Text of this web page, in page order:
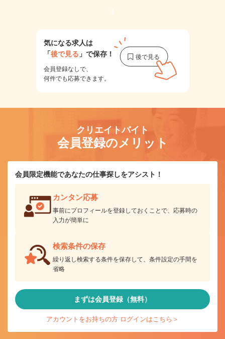
1
気になる求人は
「後で見る 」で保存！
会員登録なしで、
何件でも応募できます。
クリエイトバイト
会員登録のメリット
会員限定機能であなたの仕事探しをアシスト！
カンタン応募
事前にプロフィールを登録しておくことで、応募時の
入力が簡単に
検索条件の保存
繰り返し検索する条件を保存して、条件設定の手間を
省略
まずは会員登録（無料）
アカウントをお持ちの方 ログインはこちら＞